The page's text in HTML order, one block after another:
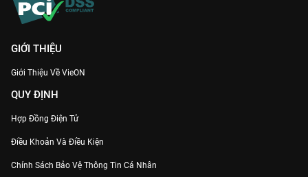
GIỚI THIỆU
Giới Thiệu Về VieON
QUY ĐỊNH
Hợp Đồng Điện Tử
Điều Khoản Và Điều Kiện
Chính Sách Bảo Vệ Thông Tin Cá Nhân